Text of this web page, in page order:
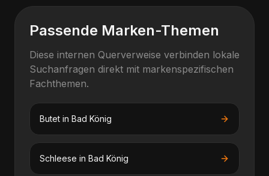
Passende Marken-Themen
Diese internen Querverweise verbinden lokale
Suchanfragen direkt mit markenspezifischen
Fachthemen.
Butet in Bad König
Schleese in Bad König